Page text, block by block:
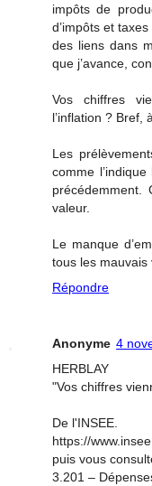
impôts de
d’impôts et
des liens dans
que j’avance,
Vos chiffres
l’inflation ? Bref,
Les
comme
précédemment.
valeur.
Le manque
tous les mauvais
Répondre
Anonyme 4
HERBLAY
"Vos chiffres
De l'INSEE.
https://
puis vous
3.201 –